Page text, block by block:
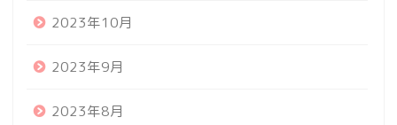
2023年10月
2023年9月
2023年8月